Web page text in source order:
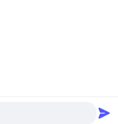
Machinery Equipment Co., Ltd.